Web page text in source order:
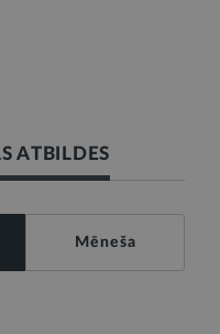
ATBILDES
Mēneša